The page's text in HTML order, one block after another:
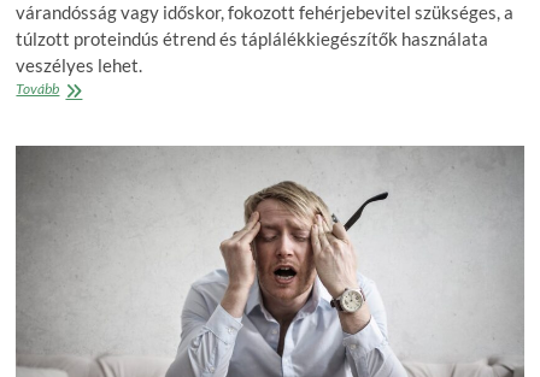
várandósság vagy időskor, fokozott fehérjebevitel szükséges, a
túlzott proteindús étrend és táplálékkiegészítők használata
veszélyes lehet.
TovábbJelentős